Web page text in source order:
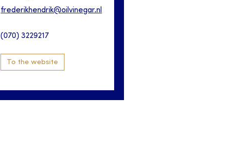
frederikhendrik@oilvinegar.nl
(070) 3229217
To the website